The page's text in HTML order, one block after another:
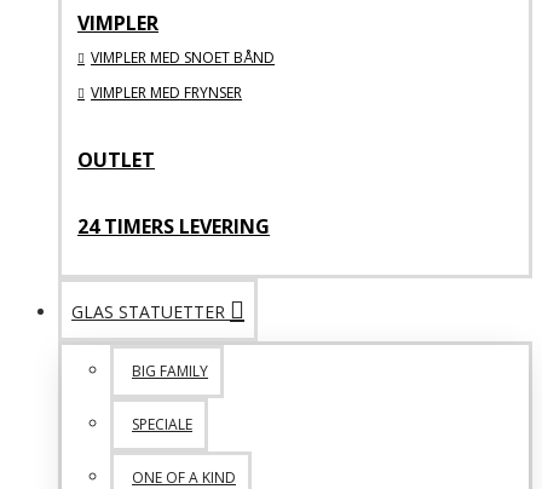
VIMPLER
VIMPLER MED SNOET BÅND
VIMPLER MED FRYNSER
OUTLET
24 TIMERS LEVERING
GLAS STATUETTER
BIG FAMILY
SPECIALE
ONE OF A KIND